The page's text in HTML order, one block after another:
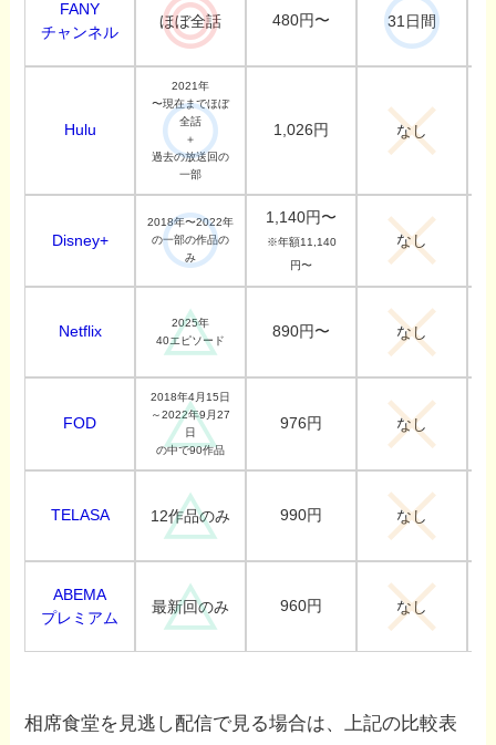
FANY
チャンネル
ほぼ全話 480円〜 31日間
Hulu
2021年
〜現在までほぼ
全話
＋
過去の放送回の
一部
1,026円 なし
Disney+
2018年〜2022年
の一部の作品の
み
1,140円〜
※年額11,140
円〜
なし
Netflix
2025年
40エピソード
890円〜 なし
FOD
2018年4月15日
～2022年9月27
日
の中で90作品
976円 なし
TELASA 12作品のみ 990円 なし
ABEMA
プレミアム
最新回のみ 960円 なし
相席食堂を見逃し配信で見る場合は、上記の比較表